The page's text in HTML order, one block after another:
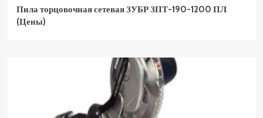
Пила торцовочная сетевая ЗУБР ЗПТ-190-1200 ПЛ
(Цены)